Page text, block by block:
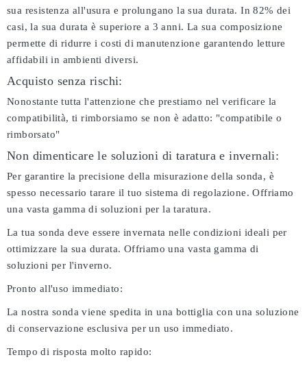
sua resistenza all'usura e prolungano la sua durata. In 82% dei
casi, la sua durata è superiore a 3 anni. La sua composizione
permette di ridurre i costi di manutenzione garantendo letture
affidabili in ambienti diversi.
Acquisto senza rischi:
Nonostante tutta l'attenzione che prestiamo nel verificare la
compatibilità, ti rimborsiamo se non è adatto: "compatibile o
rimborsato"
Non dimenticare le soluzioni di taratura e invernali:
Per garantire la precisione della misurazione della sonda, è
spesso necessario tarare il tuo sistema di regolazione. Offriamo
una vasta gamma di soluzioni per la taratura.
La tua sonda deve essere invernata nelle condizioni ideali per
ottimizzare la sua durata. Offriamo una vasta gamma di
soluzioni per l'inverno.
Pronto all'uso immediato:
La nostra sonda viene spedita in una bottiglia con una soluzione
di conservazione esclusiva per un uso immediato.
Tempo di risposta molto rapido: